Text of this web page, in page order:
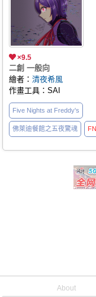
×9.5
二創 一般向
繪者：清夜希風
作畫工具：SAI
Five Nights at Freddy's
佛萊迪餐館之五夜驚魂
About